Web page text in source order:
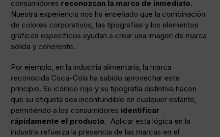
consumidores reconozcan la marca de inmediato.
Nuestra experiencia nos ha enseñado que la combinación
de colores corporativos, las tipografías y los elementos
gráficos específicos ayudan a crear una imagen de marca
sólida y coherente.
Por ejemplo, en la industria alimentaria, la marca
reconocida Coca-Cola ha sabido aprovechar este
principio. Su icónico rojo y su tipografía distintiva hacen
que su etiqueta sea inconfundible en cualquier estante,
permitiendo a los consumidores identificar
rápidamente el producto. Aplicar esta lógica en la
industria refuerza la presencia de las marcas en el